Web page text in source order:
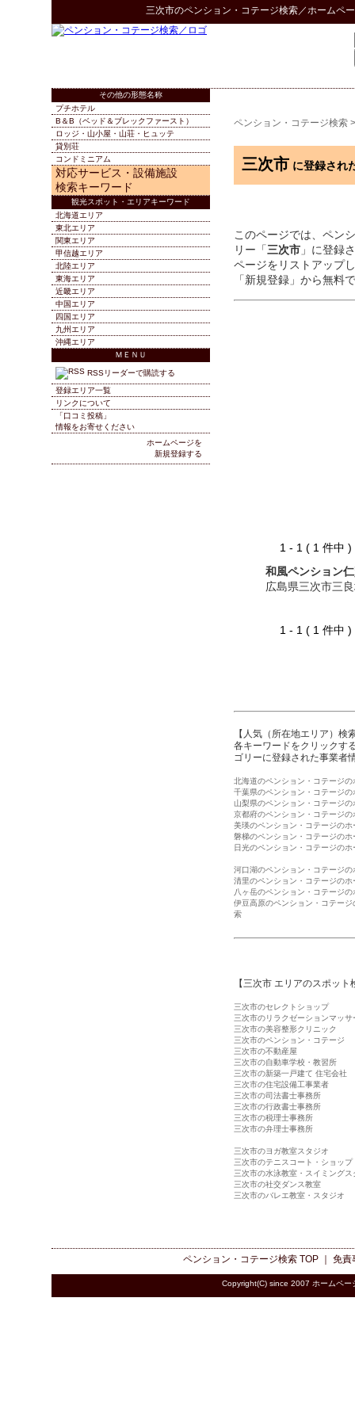
三次市のペンション・コテージ検索／ホームペ
ペンション・コテージ検索
三次市 に登録され
このページでは、ペン
リー「三次市 」に登録
ページをリストアップ
「新規登録」から無料
1 - 1 ( 1 件
和風ペンション
広島県三次市三
1 - 1 ( 1 件
【人気（所在地エリア）検
各キーワードをクリックす
ゴリーに登録された事業者
北海道のペンション・コテージ
千葉県のペンション・コテージ
山梨県のペンション・コテージ
京都府のペンション・コテージ
美瑛のペンション・コテージのホ
磐梯のペンション・コテージのホ
日光のペンション・コテージの
河口湖のペンション・コテージ
清里のペンション・コテージのホ
八ヶ岳のペンション・コテージ
伊豆高原のペンション・コテー
索
【三次市 エリアのスポット
三次市のセレクトショップ
三次市のリラクゼーションマッサ
三次市の美容整形クリニック
三次市のペンション・コテージ
三次市の不動産屋
三次市の自動車学校・教習所
三次市の新築一戸建て 住宅会社
三次市の住宅設備工事業者
三次市の司法書士事務所
三次市の行政書士事務所
三次市の税理士事務所
三次市の弁理士事務所
三次市のヨガ教室スタジオ
三次市のテニスコート・ショップ
三次市の水泳教室・スイミングス
三次市の社交ダンス教室
三次市のバレエ教室・スタジオ
その他の形態名称
プチホテル
B＆B（ベッド＆ブレックファースト）
ロッジ・山小屋・山荘・ヒュッテ
貸別荘
コンドミニアム
対応サービス・設備施設
検索キーワード
観光スポット・エリアキーワード
北海道エリア
東北エリア
関東エリア
甲信越エリア
北陸エリア
東海エリア
近畿エリア
中国エリア
四国エリア
九州エリア
沖縄エリア
ＭＥＮＵ
RSSリーダーで購読する
登録エリア一覧
リンクについて
「口コミ投稿」
情報をお寄せください
ホームページを
新規登録する
ペンション・コテージ検索TOP ｜ 免責
Copyright(C) since 2007 ホームペー